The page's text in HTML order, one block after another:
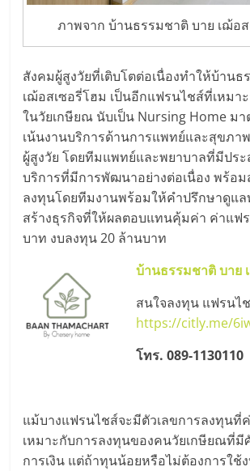
ภาพจาก บ้านธรรมชาติ บาย เฌ้อส
สังคมผู้สูงวัยที่เติบโตต่อเนื่องทำให้บ้านธ
เฌ้อสเซอรี่โฮม เป็นอีกแฟรนไชส์ที่เหมา
ในวัยเกษียณ นับเป็น Nursing Home มา
เน้นงานบริการด้านการแพทย์และสุขภา
ผู้สูงวัย โดยทีมแพทย์และพยาบาลที่มีปร
บริการที่มีการพัฒนาอย่างต่อเนื่อง พร้อ
ลงทุนโดยทีมงานพร้อมให้คำปรึกษาดูแ
สร้างธุรกิจที่ให้ผลตอบแทนคุ้มค่า ค่าแฟ
บาท งบลงทุน 20 ล้านบาท
บ้านธรรมชาติ บาย
สนใจลงทุน แฟรนไ
https://citly.me/
โทร. 089-1130110
แม้บางแฟรนไชส์จะมีตัวเลขการลงทุนที่
เหมาะกับการลงทุนของคนวัยเกษียณที่
การเงิน แต่ถ้าทุนน้อยหรือไม่ต้องการใช้